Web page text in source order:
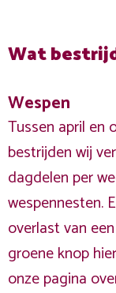
Wat
Wespen
Tussen april en
bestrijden wij
dagdelen per
wespennesten.
overlast van
groene knop
onze pagina